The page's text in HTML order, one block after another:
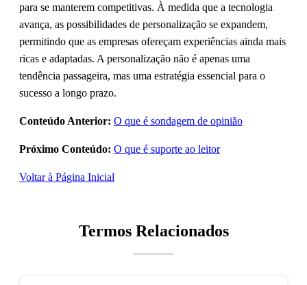
para se manterem competitivas. À medida que a tecnologia
avança, as possibilidades de personalização se expandem,
permitindo que as empresas ofereçam experiências ainda mais
ricas e adaptadas. A personalização não é apenas uma
tendência passageira, mas uma estratégia essencial para o
sucesso a longo prazo.
Conteúdo Anterior: O que é sondagem de opinião
Próximo Conteúdo: O que é suporte ao leitor
Voltar à Página Inicial
Termos Relacionados